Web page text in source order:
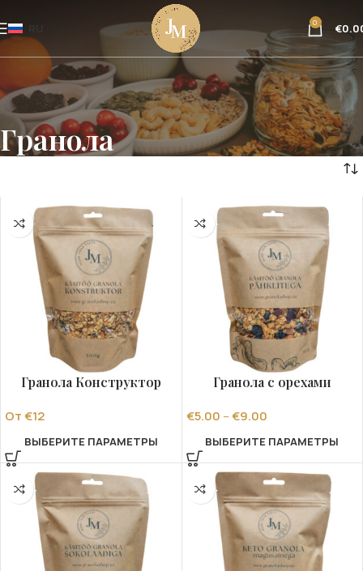
RU 0 €
Гранола
Гранола Конструктор
От €12
ВЫБЕРИТЕ ПАРАМЕТРЫ
Гранола с орехами
€5.00 –€9.00
ВЫБЕРИТЕ ПАРАМЕТРЫ